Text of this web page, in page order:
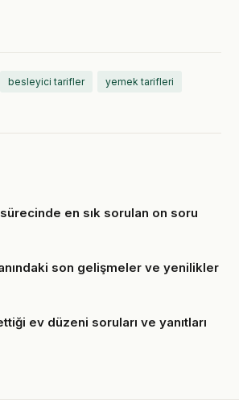
besleyici tarifler yemek tarifleri
en sık sorulan on soru
son gelişmeler ve yenilikler
ev düzeni soruları ve yanıtları